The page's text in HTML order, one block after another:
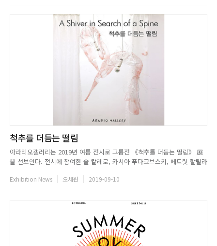
척추를 더듬는 떨림
아라리오갤러리는 2019년 여름 전시로 그룹전 《척추를 더듬는 떨림》 展
을 선보인다. 전시에 참여한 솔 칼레로, 카시아 푸다코브스키, 페트릿 할릴라
서 처음으로 소개하는 이 작가들은 공동체에 대한 개념, 사회적 구조를 과거
Exhibition News 오세원 2019-09-10